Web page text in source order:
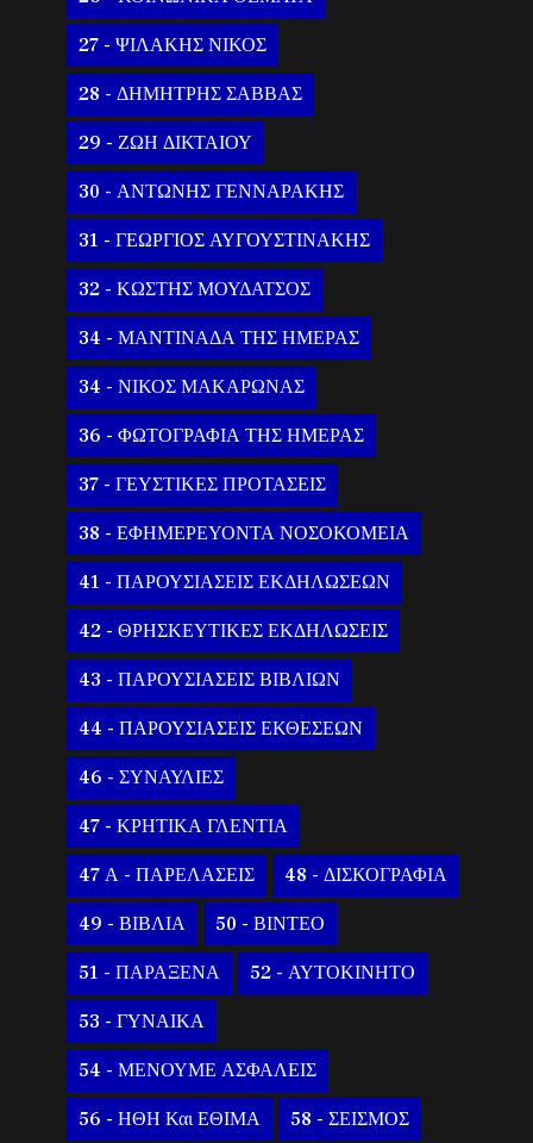
27 - ΨΙΛΑΚΗΣ ΝΙΚΟΣ
28 - ΔΗΜΗΤΡΗΣ ΣΑΒΒΑΣ
29 - ΖΩΗ ΔΙΚΤΑΙΟΥ
30 - ΑΝΤΩΝΗΣ ΓΕΝΝΑΡΑΚΗΣ
31 - ΓΕΩΡΓΙΟΣ ΑΥΓΟΥΣΤΙΝΑΚΗΣ
32 - ΚΩΣΤΗΣ ΜΟΥΔΑΤΣΟΣ
34 - ΜΑΝΤΙΝΑΔΑ ΤΗΣ ΗΜΕΡΑΣ
34 - ΝΙΚΟΣ ΜΑΚΑΡΩΝΑΣ
36 - ΦΩΤΟΓΡΑΦΙΑ ΤΗΣ ΗΜΕΡΑΣ
37 - ΓΕΥΣΤΙΚΕΣ ΠΡΟΤΑΣΕΙΣ
38 - ΕΦΗΜΕΡΕΥΟΝΤΑ ΝΟΣΟΚΟΜΕΙΑ
41 - ΠΑΡΟΥΣΙΑΣΕΙΣ ΕΚΔΗΛΩΣΕΩΝ
42 - ΘΡΗΣΚΕΥΤΙΚΕΣ ΕΚΔΗΛΩΣΕΙΣ
43 - ΠΑΡΟΥΣΙΑΣΕΙΣ ΒΙΒΛΙΩΝ
44 - ΠΑΡΟΥΣΙΑΣΕΙΣ ΕΚΘΕΣΕΩΝ
46 - ΣΥΝΑΥΛΙΕΣ
47 - ΚΡΗΤΙΚΑ ΓΛΕΝΤΙΑ
47 Α - ΠΑΡΕΛΑΣΕΙΣ 48 - ΔΙΣΚΟΓΡΑΦΙΑ
49 - ΒΙΒΛΙΑ 50 - ΒΙΝΤΕΟ
51 - ΠΑΡΑΞΕΝΑ 52 - ΑΥΤΟΚΙΝΗΤΟ
53 - ΓΥΝΑΙΚΑ
54 - ΜΕΝΟΥΜΕ ΑΣΦΑΛΕΙΣ
56 - ΗΘΗ Και ΕΘΙΜΑ 58 - ΣΕΙΣΜΟΣ